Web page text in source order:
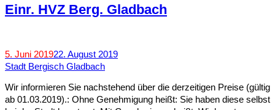
Einr. HVZ Berg. Gladbach
5. Juni 201922. August 2019
Stadt Bergisch Gladbach
Wir informieren Sie nachstehend über die derzeitigen Preise (gültig
ab 01.03.2019).: Ohne Genehmigung heißt: Sie haben diese selbst